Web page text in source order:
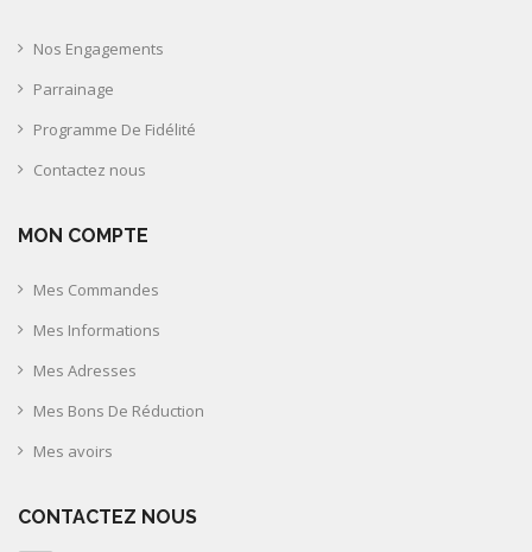
Nos Engagements
Parrainage
Programme De Fidélité
Contactez nous
MON COMPTE
Mes Commandes
Mes Informations
Mes Adresses
Mes Bons De Réduction
Mes avoirs
CONTACTEZ NOUS